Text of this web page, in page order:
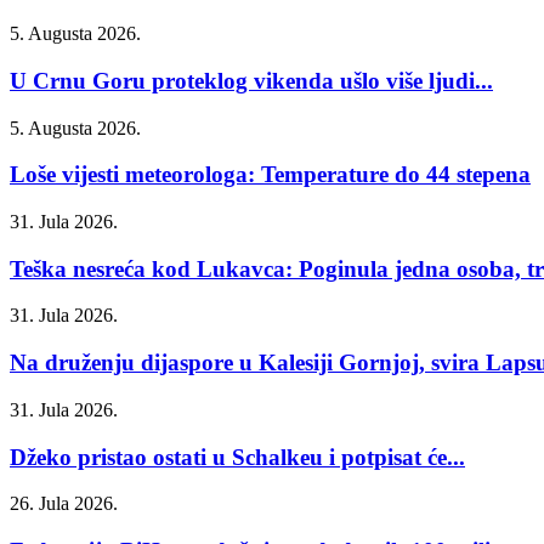
5. Augusta 2026.
U Crnu Goru proteklog vikenda ušlo više ljudi...
5. Augusta 2026.
Loše vijesti meteorologa: Temperature do 44 stepena
31. Jula 2026.
Teška nesreća kod Lukavca: Poginula jedna osoba,
31. Jula 2026.
Na druženju dijaspore u Kalesiji Gornjoj, svira
31. Jula 2026.
Džeko pristao ostati u Schalkeu i potpisat će...
26. Jula 2026.